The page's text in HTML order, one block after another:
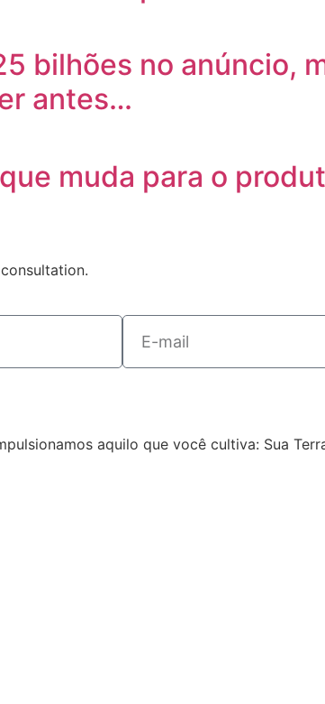
bilhões no anúncio,
antes…
muda para o
aquilo que você cultiva: Sua